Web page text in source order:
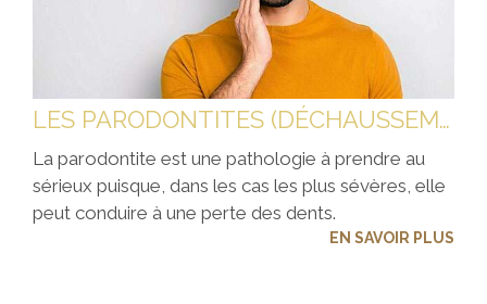
LES PARODONTITES (DÉCHAUSSEMENT DES DENTS)
La parodontite est une pathologie à prendre au
sérieux puisque, dans les cas les plus sévères, elle
peut conduire à une perte des dents.
EN SAVOIR PLUS